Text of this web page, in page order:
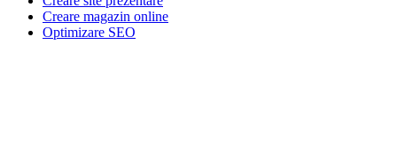
Creare magazin online
Optimizare SEO